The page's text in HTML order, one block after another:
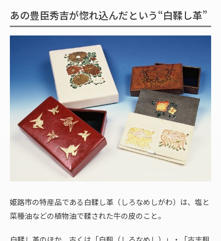
あの豊臣秀吉が惚れ込んだという“白鞣し革”
姫路市の特産品である白鞣し革（しろなめしがわ）は、塩と
菜種油などの植物油で鞣された牛の皮のこと。